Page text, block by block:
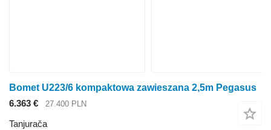
Bomet U223/6 kompaktowa zawieszana 2,5m Pegasus
6.363 €
27.400 PLN
Tanjurača